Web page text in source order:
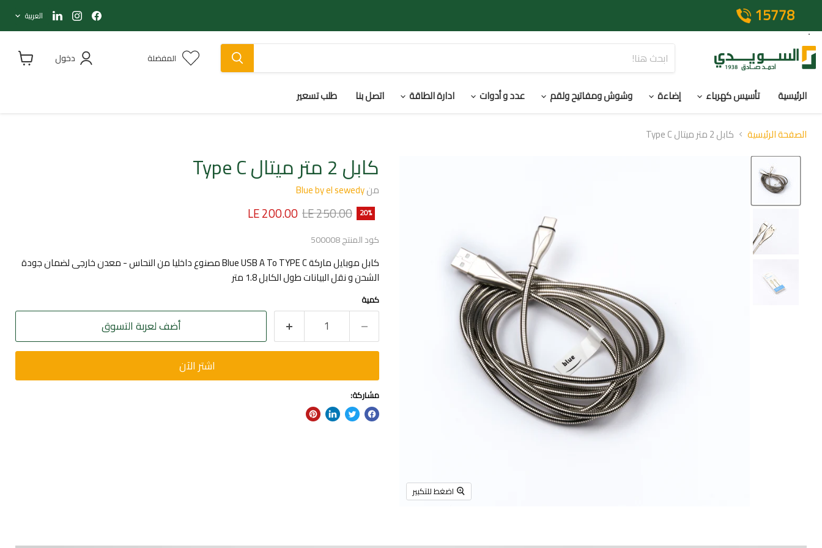
15778
Find
us
on
Find
us
on
Find
us
onلغة
العربية
المفضلة دخول
عرض
الرئيسية تأسيس كهرباء إضاءة وشوش ومفاتيح ولقم عدد و أدوات ادارة الطاقة اتصل بنا طلب تسعير
الصفحة الرئيسية كابل 2 متر ميتال Type C
اضغط للتكبير
كابل 2 متر ميتال Type C
منBlue by el sewedy
20% السعر الأصلي
LE 250.00 السعر الحالي
LE 200.00
كود المنتج500008
كابل موبايل ماركة Blue USB A To TYPE C مصنوع داخليا من النحاس - معدن خارجى لضمان جودة
الشحن و نقل البيانات طول الكابل 1.8 متر
كمية
أضف لعربة التسوق
اشتر الآن
مشاركة: